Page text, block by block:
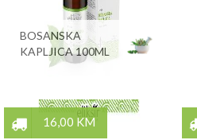
BOSANSKA
KAPLJICA 100ML
16,00 KM